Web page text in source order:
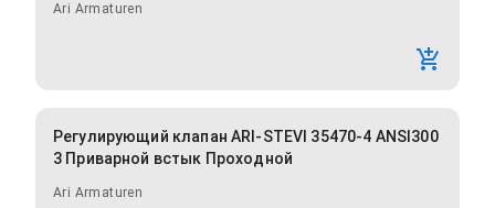
Ari Armaturen
Регулирующий клапан ARI-STEVI 35470-4 ANSI300
3 Приварной встык Проходной
Ari Armaturen